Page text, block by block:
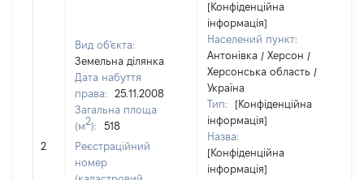
2
Вид об'єкта:
Земельна ділянка
Дата набуття
права:
25.11.2008
Загальна площа
(м2):
518
Реєстраційний
номер
[Конфіденційна
інформація]
Населений пункт:
Антонівка / Херсон /
Херсонська область /
Україна
Тип:
[Конфіденційна
інформація]
Назва:
[Конфіденційна
інформація]